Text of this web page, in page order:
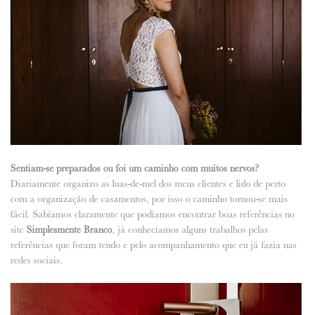
Sentiam-se preparados ou foi um caminho com muitos nervos?
Diariamente organizo as luas-de-mel dos meus clientes e lido de perto
com a organização de casamentos, por isso o caminho tornou-se mais
fácil. Sabíamos claramente que podíamos encontrar boas referências no
site Simplesmente Branco, já conhecíamos alguns trabalhos pelas
referências que foram tendo e pelo acompanhamento que eu já fazia nas
redes sociais.